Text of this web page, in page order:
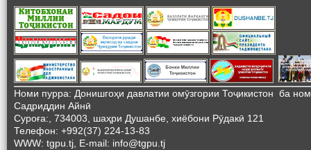
Номи пурра: Донишгоҳи давлатии омӯзгории Тоҷикистон ба
Садриддин Айнӣ
Суроға:, 734003, шаҳри Душанбе, хиёбони Рӯдакӣ 121
Телефон: +992(37) 224-13-83
WWW: tgpu.tj, E-mail: info@tgpu.tj